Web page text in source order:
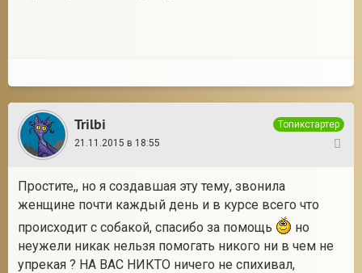
Trilbi
Топикстартер
21.11.2015 в 18:55
Простите,, но я создавшая эту тему, звонила
женщине почти каждый день и в курсе всего что
происходит с собакой, спасибо за помощь
но
неужели никак нельзя помогать никого ни в чем не
упрекая ? НА ВАС НИКТО ничего не спихивал,